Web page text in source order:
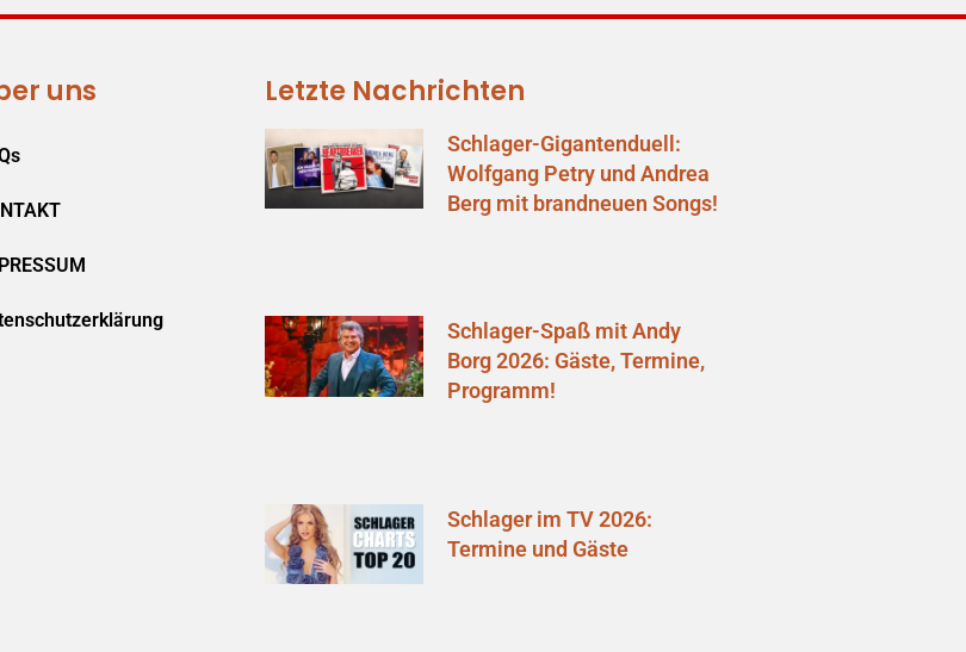
uns Letzte Nachrichten
Schlager-Gigantenduell:
Wolfgang Petry und Andrea
Berg mit brandneuen Songs!
Schlager-Spaß mit Andy
Borg 2026: Gäste, Termine,
Programm!
Schlager im TV 2026:
Termine und Gäste